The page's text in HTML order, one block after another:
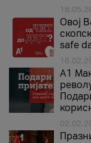
Овој
safe
А1